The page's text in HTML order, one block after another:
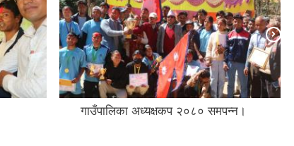
गाउँपालिका अध्यक्षकप २०८० समपन्न।